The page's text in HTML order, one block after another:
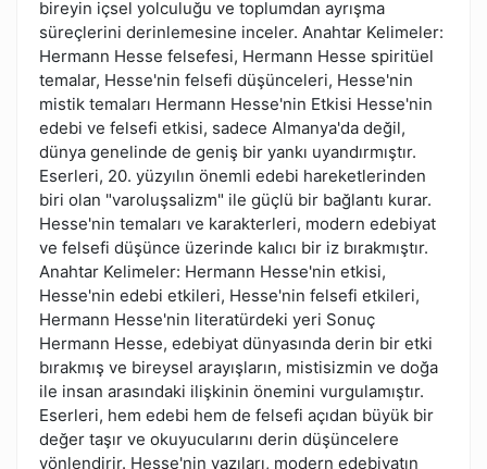
bireyin içsel yolculuğu ve toplumdan ayrışma
süreçlerini derinlemesine inceler. Anahtar Kelimeler:
Hermann Hesse felsefesi, Hermann Hesse spiritüel
temalar, Hesse'nin felsefi düşünceleri, Hesse'nin
mistik temaları Hermann Hesse'nin Etkisi Hesse'nin
edebi ve felsefi etkisi, sadece Almanya'da değil,
dünya genelinde de geniş bir yankı uyandırmıştır.
Eserleri, 20. yüzyılın önemli edebi hareketlerinden
biri olan "varoluşsalizm" ile güçlü bir bağlantı kurar.
Hesse'nin temaları ve karakterleri, modern edebiyat
ve felsefi düşünce üzerinde kalıcı bir iz bırakmıştır.
Anahtar Kelimeler: Hermann Hesse'nin etkisi,
Hesse'nin edebi etkileri, Hesse'nin felsefi etkileri,
Hermann Hesse'nin literatürdeki yeri Sonuç
Hermann Hesse, edebiyat dünyasında derin bir etki
bırakmış ve bireysel arayışların, mistisizmin ve doğa
ile insan arasındaki ilişkinin önemini vurgulamıştır.
Eserleri, hem edebi hem de felsefi açıdan büyük bir
değer taşır ve okuyucularını derin düşüncelere
yönlendirir. Hesse'nin yazıları, modern edebiyatın